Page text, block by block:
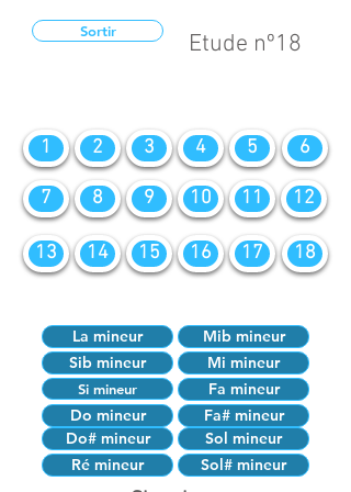
Sortir Etude nº18
1 2 3 4 5 6
7 8 9 10 11 12
13 14 15 16 17 18
La mineur
Mib mineur
Sib mineur
Mi mineur
Si mineur
Fa mineur
Do mineur
Do# mineur
Fa# mineur
Sol mineur
Ré mineur
Sol# mineur